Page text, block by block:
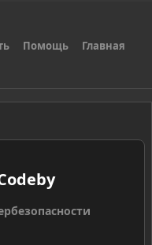
Помощь Главная